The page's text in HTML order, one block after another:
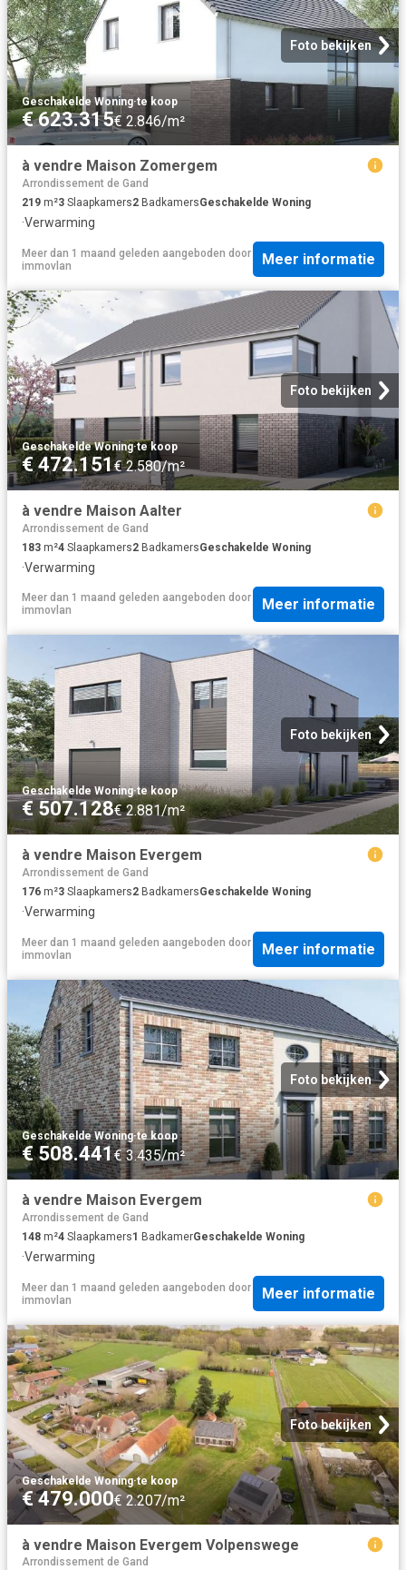
Foto bekijken
Geschakelde Woning·te koop
€ 623.315€ 2.846/m²
à vendre Maison Zomergem
Arrondissement de Gand
219 m²3 Slaapkamers2 BadkamersGeschakelde Woning
·Verwarming
Meer dan 1 maand geleden aangeboden door
immovlan
Meer informatie
Foto bekijken
Geschakelde Woning·te koop
€ 472.151€ 2.580/m²
à vendre Maison Aalter
Arrondissement de Gand
183 m²4 Slaapkamers2 BadkamersGeschakelde Woning
·Verwarming
Meer dan 1 maand geleden aangeboden door
immovlan
Meer informatie
Foto bekijken
Geschakelde Woning·te koop
€ 507.128€ 2.881/m²
à vendre Maison Evergem
Arrondissement de Gand
176 m²3 Slaapkamers2 BadkamersGeschakelde Woning
·Verwarming
Meer dan 1 maand geleden aangeboden door
immovlan
Meer informatie
Foto bekijken
Geschakelde Woning·te koop
€ 508.441€ 3.435/m²
à vendre Maison Evergem
Arrondissement de Gand
148 m²4 Slaapkamers1 BadkamerGeschakelde Woning
·Verwarming
Meer dan 1 maand geleden aangeboden door
immovlan
Meer informatie
Foto bekijken
Geschakelde Woning·te koop
€ 479.000€ 2.207/m²
à vendre Maison Evergem Volpenswege
Arrondissement de Gand